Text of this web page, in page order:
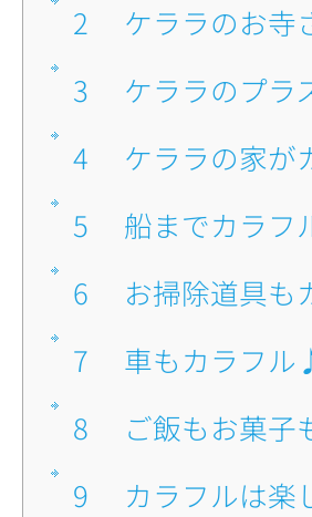
2
■ケララのお
3
■ケララのプ
4
■ケララの家が
5
■船までカラ
6
■お掃除道具
7
■車もカラフル
8
■ご飯もお菓
9
■カラフルは